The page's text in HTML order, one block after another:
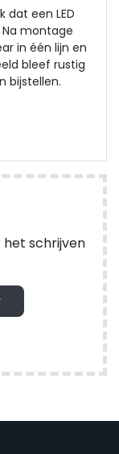
dat een LED
Na montage
in één lijn en
bleef rustig
bijstellen.
schrijven